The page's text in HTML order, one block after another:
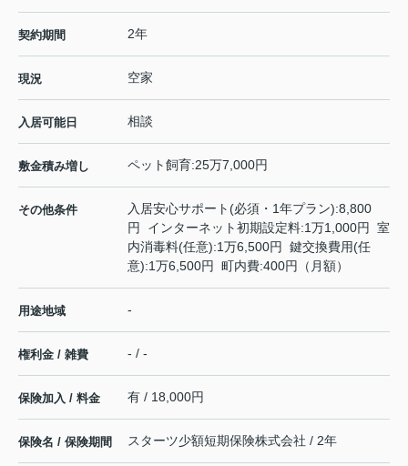
契約期間 2年
現況 空家
入居可能日 相談
敷金積み増し ペット飼育:25万7,000円
その他条件
入居安心サポート(必須・1年プラン):8,800
円 インターネット初期設定料:1万1,000円 室
内消毒料(任意):1万6,500円 鍵交換費用(任
意):1万6,500円 町内費:400円（月額）
用途地域 -
権利金 / 雑費 - / -
保険加入 / 料金 有 / 18,000円
保険名 / 保険期間 スターツ少額短期保険株式会社 / 2年